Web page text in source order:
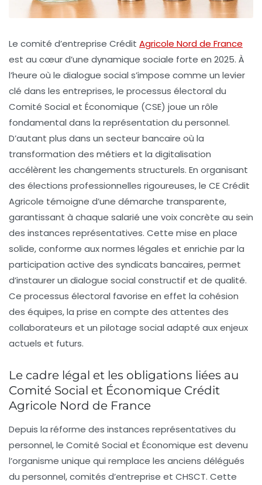
Le comité d’entreprise Crédit Agricole Nord de France
est au cœur d’une dynamique sociale forte en 2025. À
l’heure où le dialogue social s’impose comme un levier
clé dans les entreprises, le processus électoral du
Comité Social et Économique (CSE) joue un rôle
fondamental dans la représentation du personnel.
D’autant plus dans un secteur bancaire où la
transformation des métiers et la digitalisation
accélèrent les changements structurels. En organisant
des élections professionnelles rigoureuses, le CE Crédit
Agricole témoigne d’une démarche transparente,
garantissant à chaque salarié une voix concrète au sein
des instances représentatives. Cette mise en place
solide, conforme aux normes légales et enrichie par la
participation active des syndicats bancaires, permet
d’instaurer un dialogue social constructif et de qualité.
Ce processus électoral favorise en effet la cohésion
des équipes, la prise en compte des attentes des
collaborateurs et un pilotage social adapté aux enjeux
actuels et futurs.
Le cadre légal et les obligations liées au
Comité Social et Économique Crédit
Agricole Nord de France
Depuis la réforme des instances représentatives du
personnel, le Comité Social et Économique est devenu
l’organisme unique qui remplace les anciens délégués
du personnel, comités d’entreprise et CHSCT. Cette